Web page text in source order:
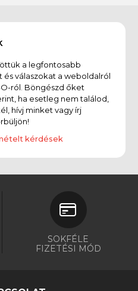
a legfontosabb
és válaszokat a weboldalról
ról. Böngészd őket
ha esetleg nem találod,
hívj minket vagy írj
kérdések
SOKFÉLE
FIZETÉSI MÓD